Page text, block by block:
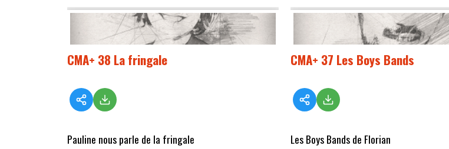
CMA+ 38 La fringale
Pauline nous parle de la fringale
CMA+ 37 Les Boys Bands
Les Boys Bands de Florian